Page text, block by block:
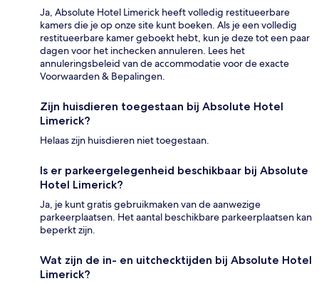
Ja, Absolute Hotel Limerick heeft volledig restitueerbare
kamers die je op onze site kunt boeken. Als je een volledig
restitueerbare kamer geboekt hebt, kun je deze tot een paar
dagen voor het inchecken annuleren. Lees het
annuleringsbeleid van de accommodatie voor de exacte
Voorwaarden & Bepalingen.
Zijn huisdieren toegestaan bij Absolute Hotel
Limerick?
Helaas zijn huisdieren niet toegestaan.
Is er parkeergelegenheid beschikbaar bij Absolute
Hotel Limerick?
Ja, je kunt gratis gebruikmaken van de aanwezige
parkeerplaatsen. Het aantal beschikbare parkeerplaatsen kan
beperkt zijn.
Wat zijn de in- en uitchecktijden bij Absolute Hotel
Limerick?